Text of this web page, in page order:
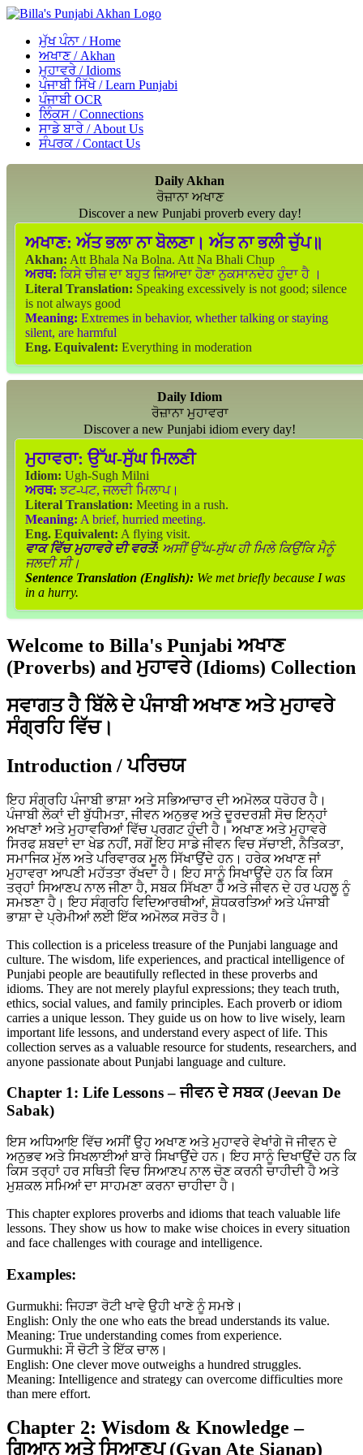
ਮੁੱਖ ਪੰਨਾ / Home
ਅਖਾਣ / Akhan
ਮੁਹਾਵਰੇ / Idioms
ਪੰਜਾਬੀ ਸਿੱਖੋ / Learn Punjabi
ਪੰਜਾਬੀ OCR
ਲਿੰਕਸ / Connections
ਸਾਡੇ ਬਾਰੇ / About Us
ਸੰਪਰਕ / Contact Us
Daily Akhan
ਰੋਜ਼ਾਨਾ ਅਖਾਣ
Discover a new Punjabi proverb every day!
ਅਖਾਣ: ਅੱਤ ਭਲਾ ਨਾ ਬੋਲਣਾ। ਅੱਤ ਨਾ ਭਲੀ ਚੁੱਪ॥
Akhan: Att Bhala Na Bolna. Att Na Bhali Chup
ਅਰਥ: ਕਿਸੇ ਚੀਜ਼ ਦਾ ਬਹੁਤ ਜ਼ਿਆਦਾ ਹੋਣਾ ਨੁਕਸਾਨਦੇਹ ਹੁੰਦਾ ਹੈ ।
Literal Translation: Speaking excessively is not good; silence
is not always good
Meaning: Extremes in behavior, whether talking or staying
silent, are harmful
Eng. Equivalent: Everything in moderation
Daily Idiom
ਰੋਜ਼ਾਨਾ ਮੁਹਾਵਰਾ
Discover a new Punjabi idiom every day!
ਮੁਹਾਵਰਾ: ਉੱਘ-ਸੁੱਘ ਮਿਲਣੀ
Idiom: Ugh-Sugh Milni
ਅਰਥ: ਝਟ-ਪਟ, ਜਲਦੀ ਮਿਲਾਪ।
Literal Translation: Meeting in a rush.
Meaning: A brief, hurried meeting.
Eng. Equivalent: A flying visit.
ਵਾਕ ਵਿੱਚ ਮੁਹਾਵਰੇ ਦੀ ਵਰਤੋਂ: ਅਸੀਂ ਉੱਘ-ਸੁੱਘ ਹੀ ਮਿਲੇ ਕਿਉਂਕਿ ਮੈਨੂੰ
ਜਲਦੀ ਸੀ।
Sentence Translation (English): We met briefly because I was
in a hurry.
Welcome to Billa's Punjabi ਅਖਾਣ
(Proverbs) and ਮੁਹਾਵਰੇ (Idioms) Collection
ਸਵਾਗਤ ਹੈ ਬਿੱਲੇ ਦੇ ਪੰਜਾਬੀ ਅਖਾਣ ਅਤੇ ਮੁਹਾਵਰੇ
ਸੰਗ੍ਰਹਿ ਵਿੱਚ।
Introduction / ਪਰਿਚਯ
ਇਹ ਸੰਗ੍ਰਹਿ ਪੰਜਾਬੀ ਭਾਸ਼ਾ ਅਤੇ ਸਭਿਆਚਾਰ ਦੀ ਅਮੋਲਕ ਧਰੋਹਰ ਹੈ।
ਪੰਜਾਬੀ ਲੋਕਾਂ ਦੀ ਬੁੱਧੀਮਤਾ, ਜੀਵਨ ਅਨੁਭਵ ਅਤੇ ਦੂਰਦਰਸ਼ੀ ਸੋਚ ਇਨ੍ਹਾਂ
ਅਖਾਣਾਂ ਅਤੇ ਮੁਹਾਵਰਿਆਂ ਵਿੱਚ ਪ੍ਰਗਟ ਹੁੰਦੀ ਹੈ। ਅਖਾਣ ਅਤੇ ਮੁਹਾਵਰੇ
ਸਿਰਫ ਸ਼ਬਦਾਂ ਦਾ ਖੇਡ ਨਹੀਂ, ਸਗੋਂ ਇਹ ਸਾਡੇ ਜੀਵਨ ਵਿਚ ਸੱਚਾਈ, ਨੈਤਿਕਤਾ,
ਸਮਾਜਿਕ ਮੁੱਲ ਅਤੇ ਪਰਿਵਾਰਕ ਮੂਲ ਸਿੱਖਾਉਂਦੇ ਹਨ। ਹਰੇਕ ਅਖਾਣ ਜਾਂ
ਮੁਹਾਵਰਾ ਆਪਣੀ ਮਹੱਤਤਾ ਰੱਖਦਾ ਹੈ। ਇਹ ਸਾਨੂੰ ਸਿਖਾਉਂਦੇ ਹਨ ਕਿ ਕਿਸ
ਤਰ੍ਹਾਂ ਸਿਆਣਪ ਨਾਲ ਜੀਣਾ ਹੈ, ਸਬਕ ਸਿੱਖਣਾ ਹੈ ਅਤੇ ਜੀਵਨ ਦੇ ਹਰ ਪਹਲੂ ਨੂੰ
ਸਮਝਣਾ ਹੈ। ਇਹ ਸੰਗ੍ਰਹਿ ਵਿਦਿਆਰਥੀਆਂ, ਸ਼ੋਧਕਰਤਿਆਂ ਅਤੇ ਪੰਜਾਬੀ
ਭਾਸ਼ਾ ਦੇ ਪ੍ਰੇਮੀਆਂ ਲਈ ਇੱਕ ਅਮੋਲਕ ਸਰੋਤ ਹੈ।
This collection is a priceless treasure of the Punjabi language and
culture. The wisdom, life experiences, and practical intelligence of
Punjabi people are beautifully reflected in these proverbs and
idioms. They are not merely playful expressions; they teach truth,
ethics, social values, and family principles. Each proverb or idiom
carries a unique lesson. They guide us on how to live wisely, learn
important life lessons, and understand every aspect of life. This
collection serves as a valuable resource for students, researchers, and
anyone passionate about Punjabi language and culture.
Chapter 1: Life Lessons – ਜੀਵਨ ਦੇ ਸਬਕ (Jeevan De
Sabak)
ਇਸ ਅਧਿਆਇ ਵਿੱਚ ਅਸੀਂ ਉਹ ਅਖਾਣ ਅਤੇ ਮੁਹਾਵਰੇ ਵੇਖਾਂਗੇ ਜੋ ਜੀਵਨ ਦੇ
ਅਨੁਭਵ ਅਤੇ ਸਿਖਲਾਈਆਂ ਬਾਰੇ ਸਿਖਾਉਂਦੇ ਹਨ। ਇਹ ਸਾਨੂੰ ਦਿਖਾਉਂਦੇ ਹਨ ਕਿ
ਕਿਸ ਤਰ੍ਹਾਂ ਹਰ ਸਥਿਤੀ ਵਿਚ ਸਿਆਣਪ ਨਾਲ ਚੋਣ ਕਰਨੀ ਚਾਹੀਦੀ ਹੈ ਅਤੇ
ਮੁਸ਼ਕਲ ਸਮਿਆਂ ਦਾ ਸਾਹਮਣਾ ਕਰਨਾ ਚਾਹੀਦਾ ਹੈ।
This chapter explores proverbs and idioms that teach valuable life
lessons. They show us how to make wise choices in every situation
and face challenges with courage and intelligence.
Examples:
Gurmukhi: ਜਿਹੜਾ ਰੋਟੀ ਖਾਵੇ ਉਹੀ ਖਾਣੇ ਨੂੰ ਸਮਝੇ।
English: Only the one who eats the bread understands its value.
Meaning: True understanding comes from experience.
Gurmukhi: ਸੌ ਚੋਟੀ ਤੇ ਇੱਕ ਚਾਲ।
English: One clever move outweighs a hundred struggles.
Meaning: Intelligence and strategy can overcome difficulties more
than mere effort.
Chapter 2: Wisdom & Knowledge –
ਗਿਆਨ ਅਤੇ ਸਿਆਣਪ (Gyan Ate Sianap)